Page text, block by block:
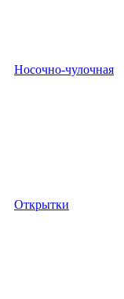
Носочно-чулочная
Открытки